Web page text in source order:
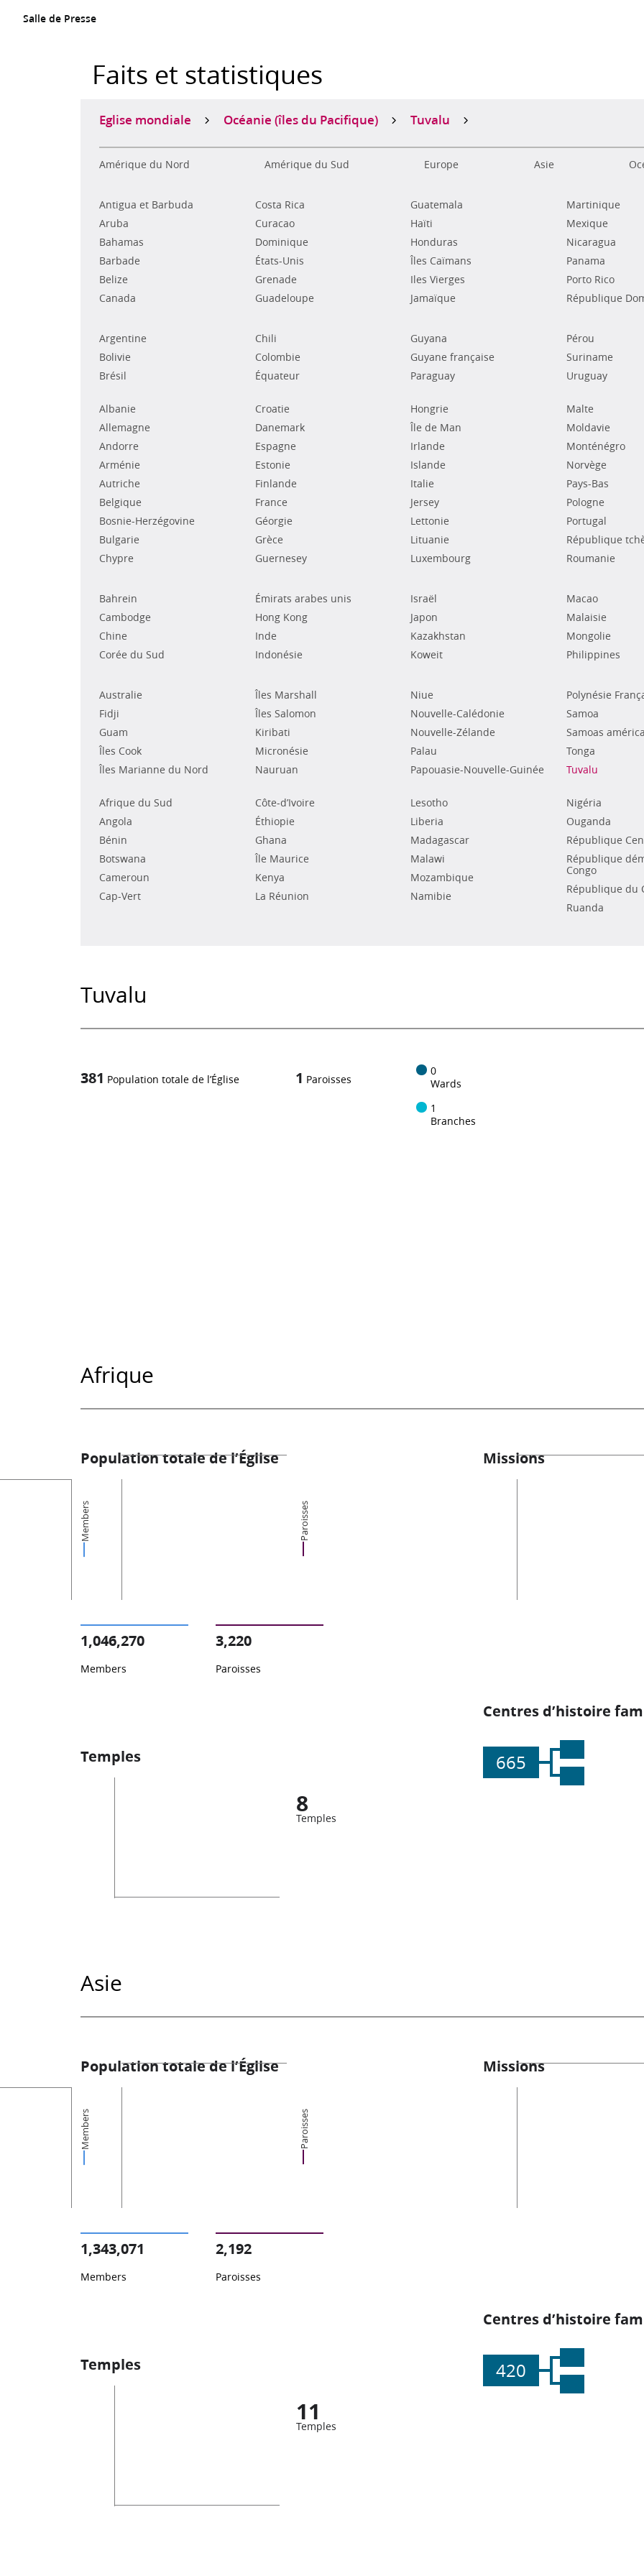
Salle de Presse
Faits et statistiques
Eglise mondiale Océanie (îles du Pacifique) Tuvalu
Amérique du Nord Amérique du Sud Europe Asie
Antigua et Barbuda
Aruba
Bahamas
Barbade
Belize
Canada
Costa Rica
Curacao
Dominique
États-Unis
Grenade
Guadeloupe
Guatemala
Haïti
Honduras
Îles Caïmans
Iles Vierges
Jamaïque
Martinique
Mexique
Nicaragua
Panama
Porto Rico
République
Argentine
Bolivie
Brésil
Chili
Colombie
Équateur
Guyana
Guyane française
Paraguay
Pérou
Suriname
Uruguay
Albanie
Allemagne
Andorre
Arménie
Autriche
Belgique
Bosnie-Herzégovine
Bulgarie
Chypre
Croatie
Danemark
Espagne
Estonie
Finlande
France
Géorgie
Grèce
Guernesey
Hongrie
Île de Man
Irlande
Islande
Italie
Jersey
Lettonie
Lituanie
Luxembourg
Malte
Moldavie
Monténégro
Norvège
Pays-Bas
Pologne
Portugal
République
Roumanie
Bahrein
Cambodge
Chine
Corée du Sud
Émirats arabes unis
Hong Kong
Inde
Indonésie
Israël
Japon
Kazakhstan
Koweit
Macao
Malaisie
Mongolie
Philippines
Australie
Fidji
Guam
Îles Cook
Îles Marianne du Nord
Îles Marshall
Îles Salomon
Kiribati
Micronésie
Nauruan
Niue
Nouvelle-Calédonie
Nouvelle-Zélande
Palau
Papouasie-Nouvelle-Guinée
Polynésie
Samoa
Samoas
Tonga
Tuvalu
Afrique du Sud
Angola
Bénin
Botswana
Cameroun
Cap-Vert
Côte-d’Ivoire
Éthiopie
Ghana
Île Maurice
Kenya
La Réunion
Lesotho
Liberia
Madagascar
Malawi
Mozambique
Namibie
Nigéria
Ouganda
République
République
Congo
République du
Ruanda
Tuvalu
381 Population totale de l’Église 1 Paroisses
0
Wards
1
Branches
Afrique
Population totale de l’Église
Members Paroisses
1,046,270
Members
3,220
Paroisses
Missions
Centres d’histoire
665
Temples
8
Temples
Asie
Population totale de l’Église
Members Paroisses
1,343,071
Members
2,192
Paroisses
Missions
Centres d’histoire
420
Temples
11
Temples